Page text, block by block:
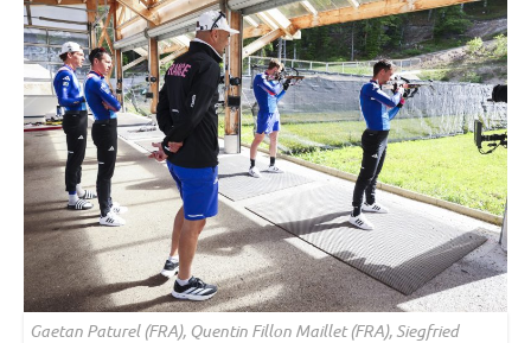
Gaetan Paturel (FRA), Quentin Fillon Maillet (FRA), Siegfried